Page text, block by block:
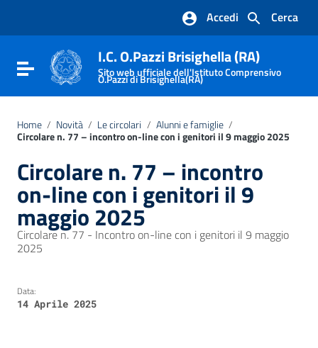
Vai al footer
Cerca
Accedi
Attiva / disattiva la navigazione
I.C. O.Pazzi Brisighella (RA)
Sito web ufficiale dell'Istituto Comprensivo
O.Pazzi di Brisighella(RA)
Home / Novità / Le circolari / Alunni e famiglie /
Circolare n. 77 – incontro on-line con i genitori il 9 maggio 2025
Circolare n. 77 – incontro
on-line con i genitori il 9
maggio 2025
Circolare n. 77 - Incontro on-line con i genitori il 9 maggio
2025
Data:
14 Aprile 2025